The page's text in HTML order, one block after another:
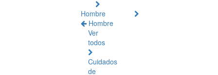
Hombre
Hombre
Ver
todos
Cuidados
de